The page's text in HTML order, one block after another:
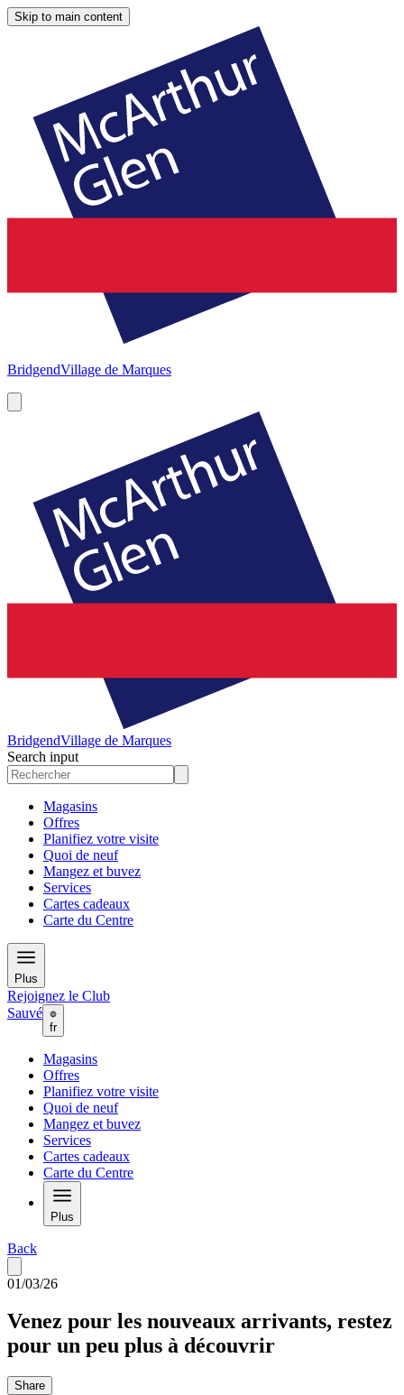
Skip to main content
BridgendVillage de Marques
BridgendVillage de Marques
Search input
Magasins
Offres
Planifiez votre visite
Quoi de neuf
Mangez et buvez
Services
Cartes cadeaux
Carte du Centre
Plus
Rejoignez le Club
Sauvé
fr
Magasins
Offres
Planifiez votre visite
Quoi de neuf
Mangez et buvez
Services
Cartes cadeaux
Carte du Centre
Plus
Back
01/03/26
Venez pour les nouveaux arrivants, restez
pour un peu plus à découvrir
Share